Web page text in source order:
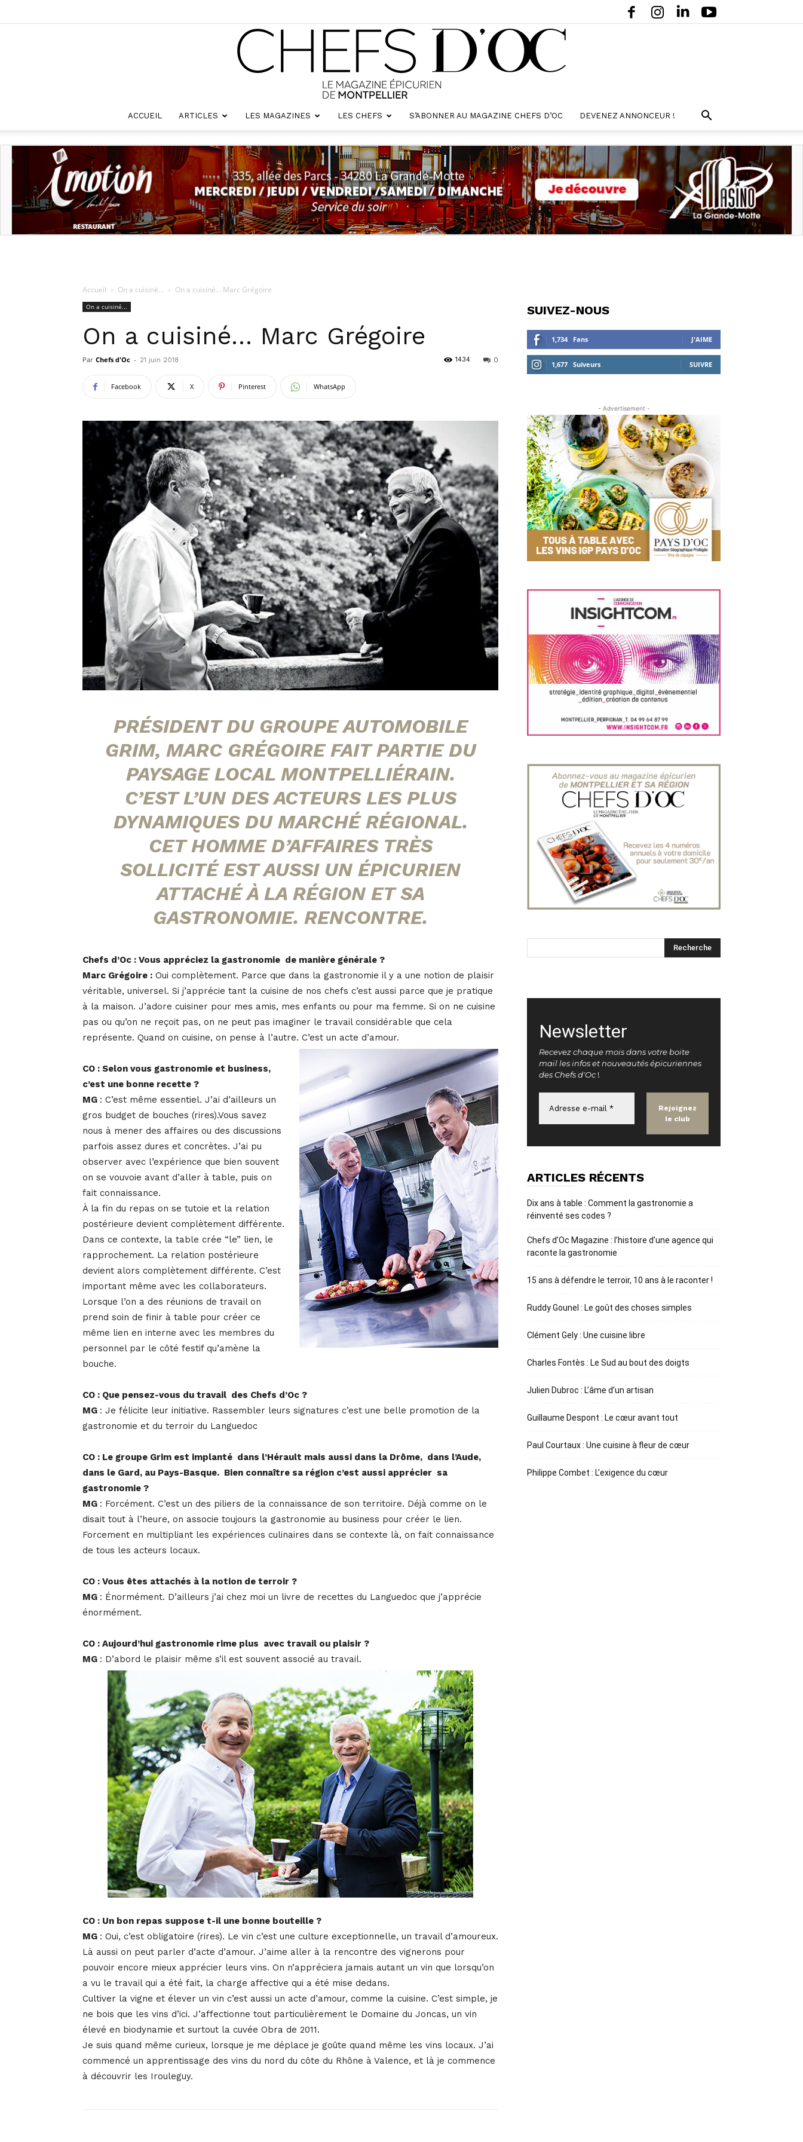
d'oc
ACCUEIL ARTICLES LES MAGAZINES LES CHEFS S’ABONNER AU MAGAZINE CHEFS D’OC DEVENEZ ANNONCEUR !
Accueil On a cuisiné... On a cuisiné… Marc Grégoire
On a cuisiné...
On a cuisiné… Marc Grégoire
Par Chefs d'Oc - 21 juin 2018 0
1434
Facebook X Pinterest WhatsApp
PRÉSIDENT DU GROUPE AUTOMOBILE
GRIM, MARC GRÉGOIRE FAIT PARTIE DU
PAYSAGE LOCAL MONTPELLIÉRAIN.
C’EST L’UN DES ACTEURS LES PLUS
DYNAMIQUES DU MARCHÉ RÉGIONAL.
CET HOMME D’AFFAIRES TRÈS
SOLLICITÉ EST AUSSI UN ÉPICURIEN
ATTACHÉ À LA RÉGION ET SA
GASTRONOMIE. RENCONTRE.
Chefs d’Oc : Vous appréciez la gastronomie de manière générale ?
Marc Grégoire : Oui complètement. Parce que dans la gastronomie il y a une notion de plaisir
véritable, universel. Si j’apprécie tant la cuisine de nos chefs c’est aussi parce que je pratique
à la maison. J’adore cuisiner pour mes amis, mes enfants ou pour ma femme. Si on ne cuisine
pas ou qu’on ne reçoit pas, on ne peut pas imaginer le travail considérable que cela
représente. Quand on cuisine, on pense à l’autre. C’est un acte d’amour.
CO : Selon vous gastronomie et business,
c’est une bonne recette ?
MG : C’est même essentiel. J’ai d’ailleurs un
gros budget de bouches (rires).Vous savez
nous à mener des affaires ou des discussions
parfois assez dures et concrètes. J’ai pu
observer avec l’expérience que bien souvent
on se vouvoie avant d’aller à table, puis on
fait connaissance.
À la fin du repas on se tutoie et la relation
postérieure devient complètement différente.
Dans ce contexte, la table crée “le” lien, le
rapprochement. La relation postérieure
devient alors complètement différente. C’est
important même avec les collaborateurs.
Lorsque l’on a des réunions de travail on
prend soin de finir à table pour créer ce
même lien en interne avec les membres du
personnel par le côté festif qu’amène la
bouche.
CO : Que pensez-vous du travail des Chefs d’Oc ?
MG : Je félicite leur initiative. Rassembler leurs signatures c’est une belle promotion de la
gastronomie et du terroir du Languedoc
CO : Le groupe Grim est implanté dans l’Hérault mais aussi dans la Drôme, dans l’Aude,
dans le Gard, au Pays-Basque. Bien connaître sa région c’est aussi apprécier sa
gastronomie ?
MG : Forcément. C’est un des piliers de la connaissance de son territoire. Déjà comme on le
disait tout à l’heure, on associe toujours la gastronomie au business pour créer le lien.
Forcement en multipliant les expériences culinaires dans se contexte là, on fait connaissance
de tous les acteurs locaux.
CO : Vous êtes attachés à la notion de terroir ?
MG : Énormément. D’ailleurs j’ai chez moi un livre de recettes du Languedoc que j’apprécie
énormément.
CO : Aujourd’hui gastronomie rime plus avec travail ou plaisir ?
MG : D’abord le plaisir même s’il est souvent associé au travail.
CO : Un bon repas suppose t-il une bonne bouteille ?
MG : Oui, c’est obligatoire (rires). Le vin c’est une culture exceptionnelle, un travail d’amoureux.
Là aussi on peut parler d’acte d’amour. J’aime aller à la rencontre des vignerons pour
pouvoir encore mieux apprécier leurs vins. On n’appréciera jamais autant un vin que lorsqu’on
a vu le travail qui a été fait, la charge affective qui a été mise dedans.
Cultiver la vigne et élever un vin c’est aussi un acte d’amour, comme la cuisine. C’est simple, je
ne bois que les vins d’ici. J’affectionne tout particulièrement le Domaine du Joncas, un vin
élevé en biodynamie et surtout la cuvée Obra de 2011.
Je suis quand même curieux, lorsque je me déplace je goûte quand même les vins locaux. J’ai
commencé un apprentissage des vins du nord du côte du Rhône à Valence, et là je commence
à découvrir les Irouleguy.
SUIVEZ-NOUS
1,734 Fans J'AIME
1,677 Suiveurs SUIVRE
- Advertisement -
Newsletter
Recevez chaque mois dans votre boite
mail les infos et nouveautés épicuriennes
des Chefs d'Oc !
ARTICLES RÉCENTS
Dix ans à table : Comment la gastronomie a
réinventé ses codes ?
Chefs d’Oc Magazine : l’histoire d’une agence qui
raconte la gastronomie
15 ans à défendre le terroir, 10 ans à le raconter !
Ruddy Gounel : Le goût des choses simples
Clément Gely : Une cuisine libre
Charles Fontès : Le Sud au bout des doigts
Julien Dubroc : L’âme d’un artisan
Guillaume Despont : Le cœur avant tout
Paul Courtaux : Une cuisine à fleur de cœur
Philippe Combet : L’exigence du cœur